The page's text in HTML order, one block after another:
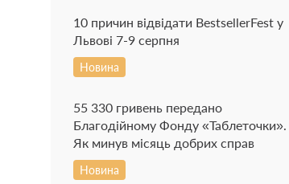
10 причин відвідати BestsellerFest у
Львові 7-9 серпня
Новина
55 330 гривень передано
Благодійному Фонду «Таблеточки».
Як минув місяць добрих справ
Новина